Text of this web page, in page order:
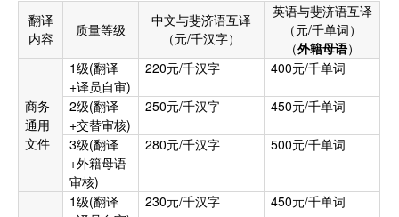
翻译
内容
质量等级
中文与斐济语互译
（元/千汉字）
英语与斐济语互译
（元/千单词）
（外籍母语）
商务
通用
文件
1级(翻译
+译员自审)
220元/千汉字 400元/千单词
2级(翻译
+交替审核)
250元/千汉字 450元/千单词
3级(翻译
+外籍母语
审核)
280元/千汉字 500元/千单词
1级(翻译
230元/千汉字 450元/千单词